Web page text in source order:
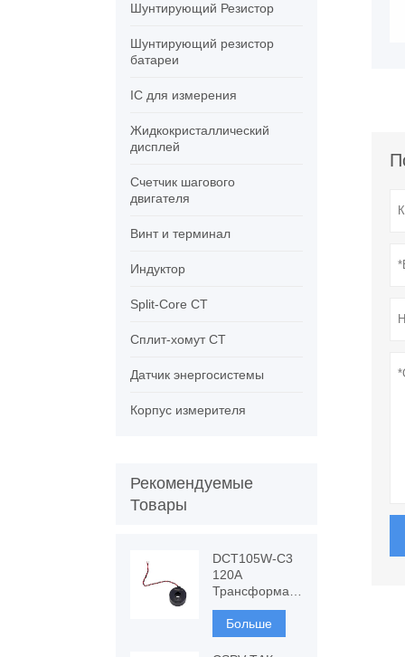
Шунтирующий Резистор
Шунтирующий резистор
батареи
IC для измерения
Жидкокристаллический
дисплей
Счетчик шагового
двигателя
Винт и терминал
Индуктор
Split-Core CT
Сплит-хомут CT
Датчик энергосистемы
Корпус измерителя
Рекомендуемые
Товары
DCT105W-C3
120A
Трансформатор
тока с
устойчивостью
к постоянному
Больше